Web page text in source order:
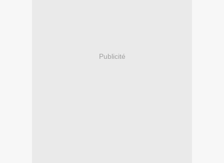
Publicité